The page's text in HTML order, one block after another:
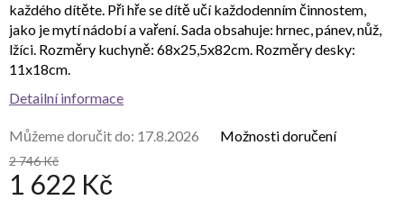
2 746 Kč
1 622 Kč
Můžeme doručit do: 17.8.2026 Možnosti doručení
každého dítěte. Při hře se dítě učí každodenním činnostem,
jako je mytí nádobí a vaření. Sada obsahuje: hrnec, pánev, nůž,
lžíci. Rozměry kuchyně: 68x25,5x82cm. Rozměry desky:
11x18cm.
Detailní informace